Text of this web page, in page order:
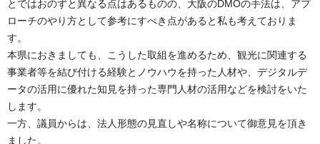
とではおのずと異なる点はあるものの、大阪のDMOの手法は、アプ
ローチのやり方として参考にすべき点があると私も考えておりま
す。
本県におきましても、こうした取組を進めるため、観光に関連する
事業者等を結び付ける経験とノウハウを持った人材や、デジタルデ
ータの活用に優れた知見を持った専門人材の活用などを検討をいた
します。
一方、議員からは、法人形態の見直しや名称について御意見を頂き
ました。